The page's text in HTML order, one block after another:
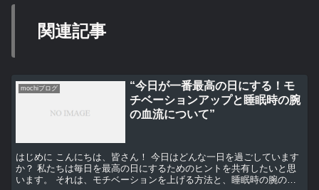
関連記事
mochiブログ
“今日が一番最高の日にする！モ
チベーションアップと睡眠時の腕
の血流について”
はじめに こんにちは、皆さん！ 今日はどんな一日を過ごしています
か？ 私たちは毎日を最高の日にするためのヒントを共有したいと思
います。 それは、モチベーションを上げる方法と、睡眠時の腕の血